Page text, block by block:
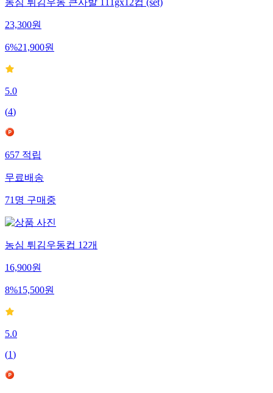
농심 튀김우동 큰사발 111gx12컵 (set)
23,300원
6%21,900원
5.0
(4)
657적립
무료배송
71명구매중
농심 튀김우동컵 12개
16,900원
8%15,500원
5.0
(1)